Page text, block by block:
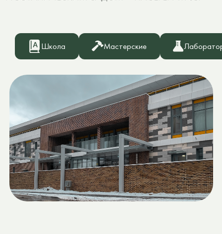
8 (985) 257-78-77
Номер телефона школы
INFO@MIPT-SCHOOL.ORG
Электронная почта школы
МОСКВА, ЛАЗОРЕВЫЙ ПРОЕЗД,7
СВЕДЕНИЯ ОБ
ОБРАЗОВАТЕЛЬНОЙ
ОРГАНИЗАЦИИ
Адрес школы